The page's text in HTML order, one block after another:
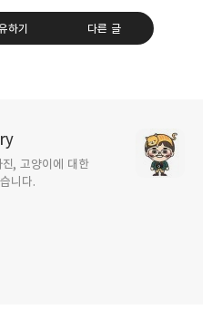
하기 다른 글
, 고양이에 대한
니다.
풀커버